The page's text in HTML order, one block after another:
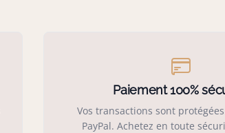
Paiement 100%
Vos transactions sont
PayPal. Achetez en toute